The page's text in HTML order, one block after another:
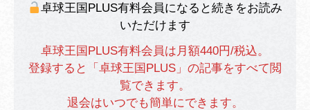
卓球王国PLUS有料会員になると続きをお読み
いただけます
卓球王国PLUS有料会員は月額440円/税込。
登録すると「卓球王国PLUS」の記事をすべて閲
覧できます。
退会はいつでも簡単にできます。